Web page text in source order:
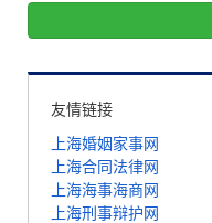
友情链接
上海婚姻家事网
上海合同法律网
上海海事海商网
上海刑事辩护网